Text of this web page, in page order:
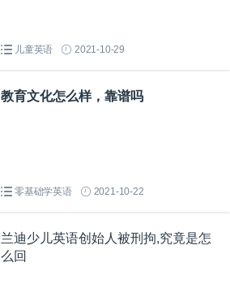
儿童英语 2021-10-29
教育文化怎么样，靠谱吗
零基础学英语 2021-10-22
兰迪少儿英语创始人被刑拘,究竟是怎
么回